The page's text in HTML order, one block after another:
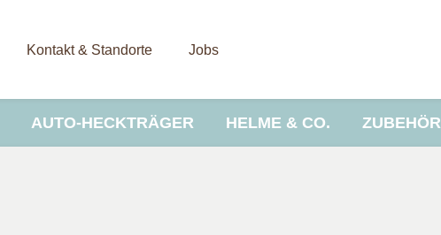
Kontakt & Standorte Jobs
AUTO-HECKTRÄGER HELME & CO. ZUBEHÖR